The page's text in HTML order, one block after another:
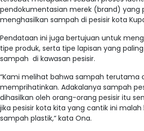
pendokumentasian merek (brand) yang
menghasilkan sampah di pesisir kota
Pendataan ini juga bertujuan untuk
tipe produk, serta tipe lapisan yang
sampah di kawasan pesisir.
“Kami melihat bahwa sampah terutama
memprihatinkan. Adakalanya sampah
dihasilkan oleh orang-orang pesisir itu
jika pesisir kota kita yang cantik ini malah
sampah plastik,“ kata Ona.